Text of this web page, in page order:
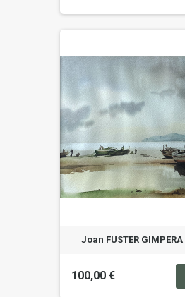
Joan FUSTER
100,00 €